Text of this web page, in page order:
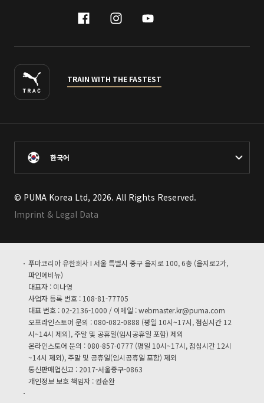
facebook
instagram
youtube
TRAIN WITH THE FASTEST
한국어
© PUMA Korea Ltd, 2026. All Rights Reserved.
Imprint & Legal Data
푸마코리아 유한회사 I 서울 특별시 중구 을지로 100, 6층 (을지로2가,
파인에비뉴)
대표자 : 이나영
사업자 등록 번호 : 108-81-77705
대표 번호 : 02-2136-1000 / 이메일 :webmaster.kr@puma.com
오프라인스토어 문의 : 080-082-0888 (평일 10시~17시, 점심시간 12
시~14시 제외), 주말 및 공휴일(임시공휴일 포함) 제외
온라인스토어 문의 : 080-857-0777 (평일 10시~17시, 점심시간 12시
~14시 제외), 주말 및 공휴일(임시공휴일 포함) 제외
통신판매업신고 : 2017-서울중구-0863
개인정보 보호 책임자 : 권순완